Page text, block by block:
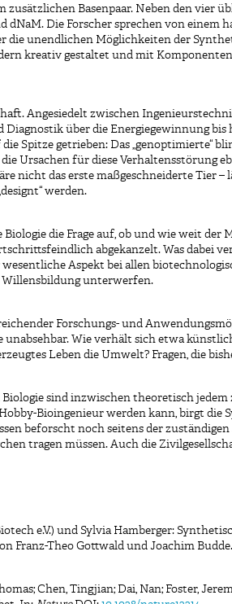
Basenpaar. Neben den vier
dNaM. Die Forscher sprechen von einem
unendlichen Möglichkeiten der
kreativ gestaltet und mit
Angesiedelt zwischen
Diagnostik über die Energiegewinnung
Spitze getrieben: Das „genoptimierte“
Ursachen für diese Verhaltensstörung
nicht das erste maßgeschneiderte Tier
werden.
die Frage auf, ob und wie weit der
abgekanzelt. Was dabei
Aspekt bei allen
Willensbildung unterwerfen.
Forschungs- und
unabsehbar. Wie verhält sich etwa
Leben die Umwelt? Fragen, die
sind inzwischen theoretisch
Bioingenieur werden kann, birgt die
beforscht noch seitens der
tragen müssen. Auch die
e.V.) und Sylvia Hamberger:
Franz-Theo Gottwald und Joachim Budde.
Chen, Tingjian; Dai, Nan; Foster,